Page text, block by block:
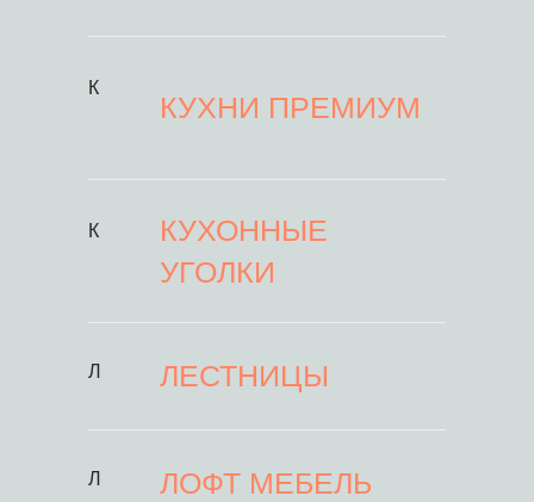
К
КУХНИ ПРЕМИУМ
К
КУХОННЫЕ
УГОЛКИ
Л ЛЕСТНИЦЫ
Л ЛОФТ МЕБЕЛЬ